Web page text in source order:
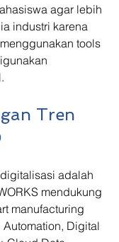
agar lebih
industri karena
tools
Tren
adalah
mendukung
manufacturing
Digital